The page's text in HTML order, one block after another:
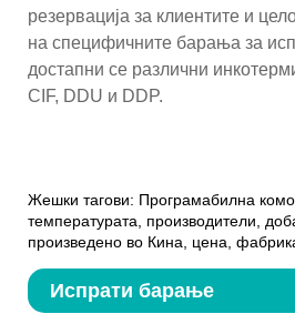
резервација за клиентите и
на специфичните барања за
достапни се различни
CIF, DDU и DDP.
Жешки тагови: Програмабилна
температурата, производители,
произведено во Кина, цена,
Испрати барање